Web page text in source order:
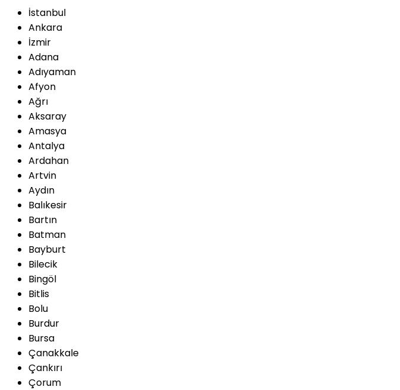
İstanbul
Ankara
İzmir
Adana
Adıyaman
Afyon
Ağrı
Aksaray
Amasya
Antalya
Ardahan
Artvin
Aydın
Balıkesir
Bartın
Batman
Bayburt
Bilecik
Bingöl
Bitlis
Bolu
Burdur
Bursa
Çanakkale
Çankırı
Çorum